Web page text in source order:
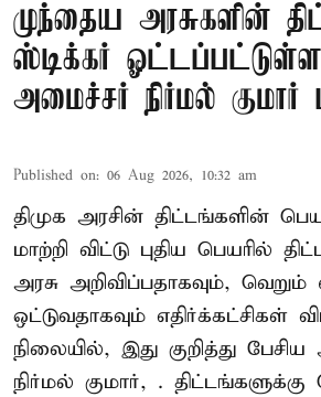
முந்தைய அரசுகளின்
ஸ்டிக்கர்
அமைச்சர் நிர்மல் குமார்
Published on: 06 Aug 2026, 10:32 am
திமுக அரசின் திட்டங்களின்
மாற்றி விட்டு புதிய பெயரில்
அரசு அறிவிப்பதாகவும்,
ஒட்டுவதாகவும் எதிர்க்கட்சிகள்
நிலையில், இது குறித்து
நிர்மல் குமார், .